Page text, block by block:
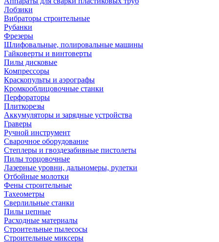
Лобзики
Вибраторы строительные
Рубанки
Фрезеры
Шлифовальные, полировальные машины
Гайковерты и винтоверты
Пилы дисковые
Компрессоры
Краскопульты и аэрографы
Кромкооблицовочные станки
Перфораторы
Плиткорезы
Аккумуляторы и зарядные устройства
Граверы
Ручной инструмент
Сварочное оборудование
Степлеры и гвоздезабивные пистолеты
Пилы торцовочные
Лазерные уровни, дальномеры, рулетки
Отбойные молотки
Фены строительные
Тахеометры
Сверлильные станки
Пилы цепные
Расходные материалы
Строительные пылесосы
Строительные миксеры